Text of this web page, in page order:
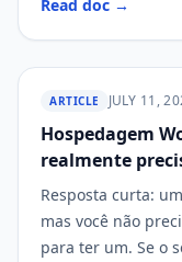
Read doc →
WP STAGING
ARTICLE JULY 11,
Hospedagem
realmente
Resposta curta:
mas você não
para ter um. Se o